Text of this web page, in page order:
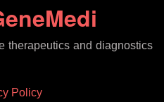
therapeutics and diagnostics
Policy